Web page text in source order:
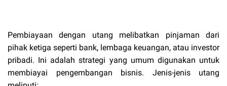
Pembiayaan dengan utang melibatkan pinjaman dari
pihak ketiga seperti bank, lembaga keuangan, atau investor
pribadi. Ini adalah strategi yang umum digunakan untuk
membiayai pengembangan bisnis. Jenis-jenis utang